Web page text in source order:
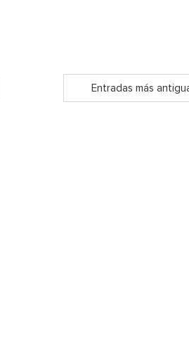
Entradas más